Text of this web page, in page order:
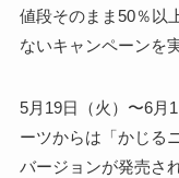
値段そのまま50％以
ないキャンペーンを
5月19日（火）〜6月
ーツからは「かじる
バージョンが発売さ